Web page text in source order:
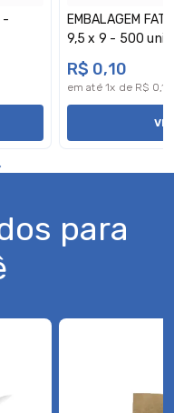
EMBALAGEM
9,5 x 9 - 500 unid
R$ 0,10
em até 1x de R$
para